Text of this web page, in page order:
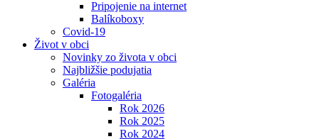
Pripojenie na internet
Balíkoboxy
Covid-19
Život v obci
Novinky zo života v obci
Najbližšie podujatia
Galéria
Fotogaléria
Rok 2026
Rok 2025
Rok 2024